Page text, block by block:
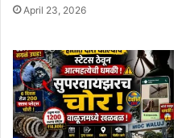
April 23, 2026